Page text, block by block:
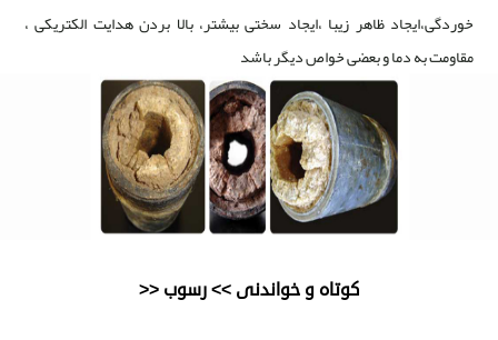
خوردگی،ایجاد ظاهر زیبا ،ایجاد سختی بیشتر، بالا بردن هدایت الکتریکی ،
مقاومت به دما و بعضی خواص دیگر باشد
کوتاه و خواندنی >> رسوب <<